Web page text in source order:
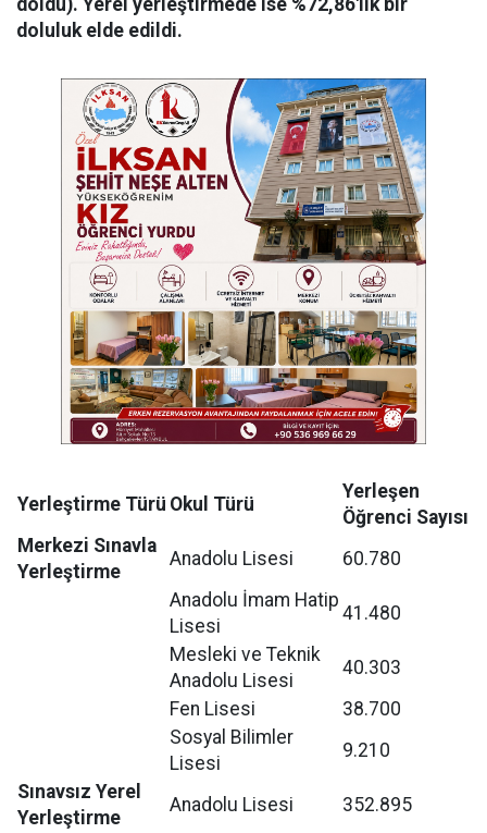
doluluk elde edildi.
Yerleştirme Türü Okul Türü
Yerleşen
Öğrenci Sayısı
Merkezi Sınavla
Yerleştirme
Anadolu Lisesi
60.780
Anadolu İmam Hatip
Lisesi
41.480
Mesleki ve Teknik
Anadolu Lisesi
40.303
Fen Lisesi
38.700
Sosyal Bilimler
Lisesi
9.210
Sınavsız Yerel
Yerleştirme
Anadolu Lisesi
352.895